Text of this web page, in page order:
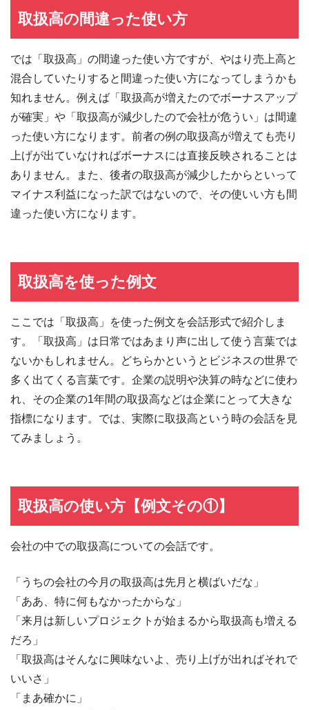
取扱高の間違った使い方
では「取扱高」の間違った使い方ですが、やはり売上高と
混合していたりすると間違った使い方になってしまうかも
知れません。例えば「取扱高が増えたのでボーナスアップ
が確実」や「取扱高が減少したので会社が危うい」は間違
った使い方になります。前者の例の取扱高が増えても売り
上げが出ていなければボーナスには直接反映されることは
ありません。また、後者の取扱高が減少したからといって
マイナス利益になった訳ではないので、その使いい方も間
違った使い方になります。
取扱高を使った例文
ここでは「取扱高」を使った例文を会話形式で紹介しま
す。「取扱高」は日常ではあまり声に出して使う言葉では
ないかもしれません。どちらかというとビジネスの世界で
多く出てくる言葉です。企業の説明や決算の時などに使わ
れ、その企業の1年間の取扱高などは企業にとって大きな
指標になります。では、実際に取扱高という時の会話を見
てみましょう。
取扱高の使い方【例文その①】
会社の中での取扱高についての会話です。
「うちの会社の今月の取扱高は先月と横ばいだな」
「ああ、特に何もなかったからな」
「来月は新しいプロジェクトが始まるから取扱高も増える
だろ」
「取扱高はそんなに興味ないよ、売り上げが出ればそれで
いいさ」
「まあ確かに」